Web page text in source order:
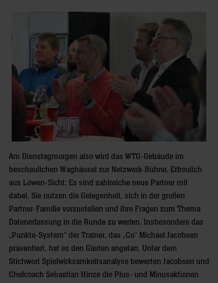
Am Dienstagmorgen also wird das WTG-Gebäude im
beschaulichen Waghäusel zur Netzwerk-Bühne. Erfreulich
aus Löwen-Sicht: Es sind zahlreiche neue Partner mit
dabei. Sie nutzen die Gelegenheit, sich in der großen
Partner-Familie vorzustellen und ihre Fragen zum Thema
Datenerfassung in die Runde zu werfen. Insbesondere das
„Punkte-System“ der Trainer, das „Co“ Michael Jacobsen
präsentiert, hat es den Gästen angetan. Unter dem
Stichwort Spielwirksamkeitsanalyse bewerten Jacobsen und
Chefcoach Sebastian Hinze die Plus- und Minusaktionen